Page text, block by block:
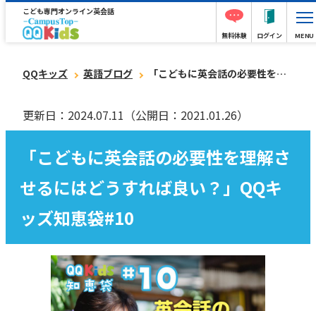
こども専門オンライン英会話
無料体験 ログイン MENU
QQキッズ 英語ブログ 「こどもに英会話の必要性を理解させるにはどうすれば良い？」QQキッズ知恵袋#10
更新日：2024.07.11 （公開日：2021.01.26）
「こどもに英会話の必要性を理解さ
せるにはどうすれば良い？」QQキ
ッズ知恵袋#10